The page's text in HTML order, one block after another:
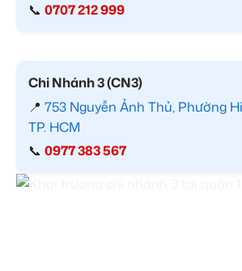
📞 0707 212 999
Chi Nhánh 3 (CN3)
📍 753 Nguyễn Ảnh Thủ, Phường
TP. HCM
📞 0977 383 567